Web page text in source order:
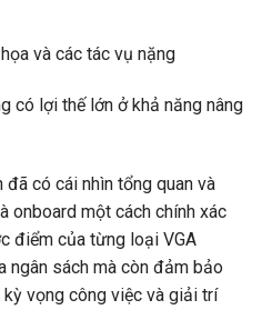
và các tác vụ nặng
có lợi thế lớn ở khả năng nâng
đã có cái nhìn tổng quan và
onboard một cách chính xác
điểm của từng loại VGA
ngân sách mà còn đảm bảo
vọng công việc và giải trí